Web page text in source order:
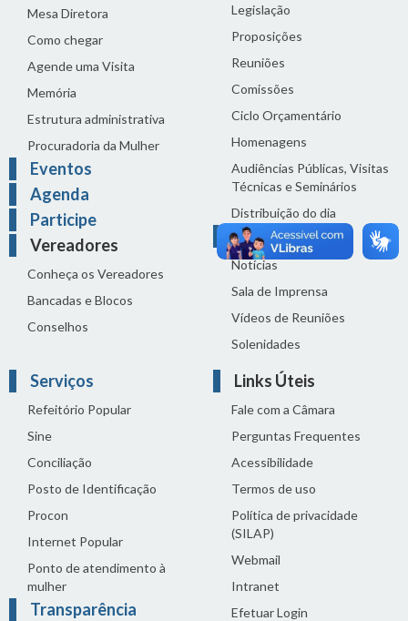
Mesa Diretora
Como chegar
Agende uma Visita
Memória
Estrutura administrativa
Procuradoria da Mulher
Eventos
Agenda
Participe
Vereadores
Conheça os Vereadores
Bancadas e Blocos
Conselhos
Legislação
Proposições
Reuniões
Comissões
Ciclo Orçamentário
Homenagens
Audiências Públicas, Visitas
Técnicas e Seminários
Distribuição do dia
Comunicação
Notícias
Sala de Imprensa
Vídeos de Reuniões
Solenidades
Serviços
Refeitório Popular
Sine
Conciliação
Posto de Identificação
Procon
Internet Popular
Ponto de atendimento à
mulher
Transparência
Links Úteis
Fale com a Câmara
Perguntas Frequentes
Acessibilidade
Termos de uso
Política de privacidade
(SILAP)
Webmail
Intranet
Efetuar Login